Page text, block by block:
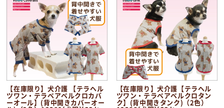
【在庫限り】犬介護 【テラヘル
ツワン・テラベアベルクロカバ
ーオール】(背中開きカバーオー
【在庫限り】犬介護【テラヘル
ツワン・テラベアベルクロタン
ク】(背中開きタンク)（2色）